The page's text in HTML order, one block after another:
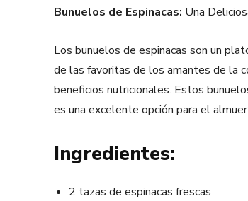
Bunuelos de Espinacas: Una
Los bunuelos de espinacas son un
de las favoritas de los amantes de la
beneficios nutricionales. Estos
es una excelente opción para el
Ingredientes:
2 tazas de espinacas frescas